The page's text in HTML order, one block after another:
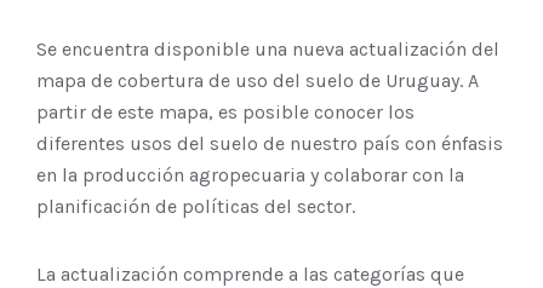
Se encuentra disponible una nueva actualización del
mapa de cobertura de uso del suelo de Uruguay. A
partir de este mapa, es posible conocer los
diferentes usos del suelo de nuestro país con énfasis
en la producción agropecuaria y colaborar con la
planificación de políticas del sector.
La actualización comprende a las categorías que